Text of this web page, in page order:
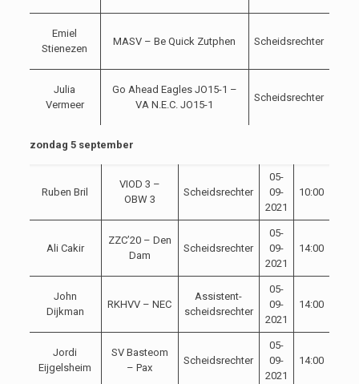
Emiel
Stienezen
MASV – Be Quick Zutphen Scheidsrechter
Julia
Vermeer
Go Ahead Eagles JO15-1 –
VA N.E.C. JO15-1
Scheidsrechter
zondag 5 september
Ruben Bril
VIOD 3 –
OBW 3
Scheidsrechter
05-
09-
2021
10:00
Ali Cakir
ZZC’20 – Den
Dam
Scheidsrechter
05-
09-
2021
14:00
John
Dijkman
RKHVV – NEC
Assistent-
scheidsrechter
05-
09-
2021
14:00
Jordi
Eijgelsheim
SV Basteom
– Pax
Scheidsrechter
05-
09-
2021
14:00